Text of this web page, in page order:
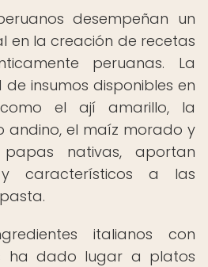
desempeñan un
en la creación de recetas
peruanas. La
insumos disponibles en
el ají amarillo, la
andino, el maíz morado y
nativas, aportan
característicos a las
italianos con
ha dado lugar a platos